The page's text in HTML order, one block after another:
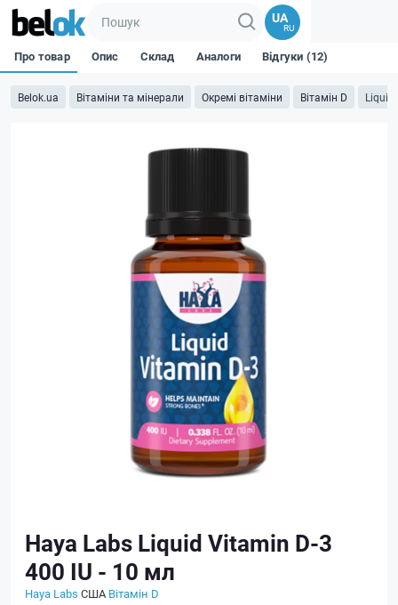
UA
RU
Belok.ua Вітаміни та мінерали Окремі вітаміни Вітамін D Liquid
Про товар Опис Склад Аналоги Відгуки (12)
Haya Labs Liquid Vitamin D-3
400 IU - 10 мл
Haya Labs США Вітамін D